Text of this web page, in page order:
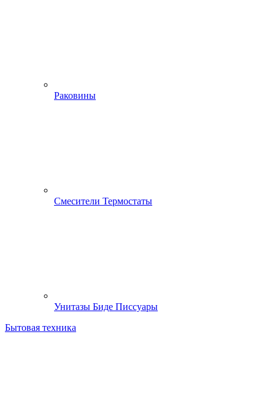
Раковины
Смесители Термостаты
Унитазы Биде Писсуары
Бытовая техника